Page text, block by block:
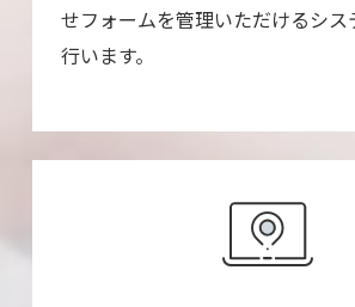
せフォームを管理いただけるシス
行います。